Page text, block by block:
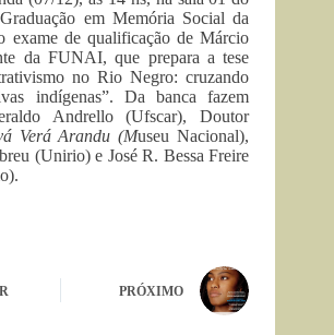
em Memória Social da
exame de qualificação de Márcio
da FUNAI, que prepara a tese
no Rio Negro: cruzando
indígenas”. Da banca fazem
Andrello (Ufscar), Doutor
Verá Arandu (Museu Nacional),
(Unirio) e José R. Bessa Freire
PRÓXIMO